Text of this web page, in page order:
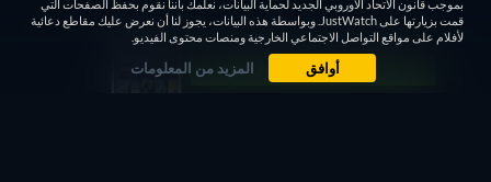
Above and Below
Operation Safed Sagar الموسم
بموجب قانون الاتحاد الأوروبي الجديد لحماية البيانات، نعلمك بأننا نقوم بحفظ الصفحات التي
قمت بزيارتها على JustWatch. وبواسطة هذه البيانات، يجوز لنا أن نعرض عليك مقاطع دعائية
لأفلام على مواقع التواصل الاجتماعي الخارجية ومنصات محتوى الفيديو.
أوافق المزيد من المعلومات